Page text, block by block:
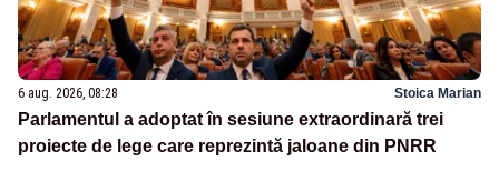
6 aug. 2026, 08:28 Stoica Marian
Parlamentul a adoptat în sesiune extraordinară trei
proiecte de lege care reprezintă jaloane din PNRR